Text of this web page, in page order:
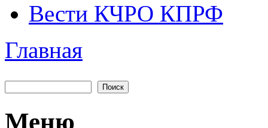
Вести КЧРО КПРФ
Вы здесь
Главная
Форма поиска
Меню